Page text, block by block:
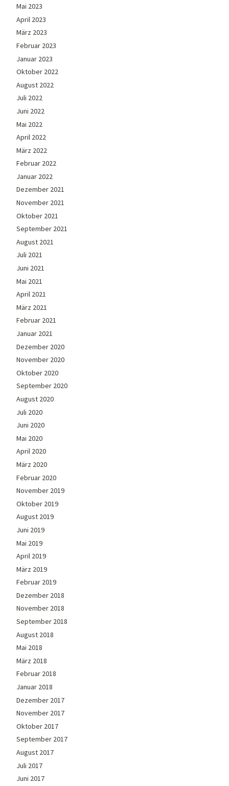
Mai 2023
April 2023
März 2023
Februar 2023
Januar 2023
Oktober 2022
August 2022
Juli 2022
Juni 2022
Mai 2022
April 2022
März 2022
Februar 2022
Januar 2022
Dezember 2021
November 2021
Oktober 2021
September 2021
August 2021
Juli 2021
Juni 2021
Mai 2021
April 2021
März 2021
Februar 2021
Januar 2021
Dezember 2020
November 2020
Oktober 2020
September 2020
August 2020
Juli 2020
Juni 2020
Mai 2020
April 2020
März 2020
Februar 2020
November 2019
Oktober 2019
August 2019
Juni 2019
Mai 2019
April 2019
März 2019
Februar 2019
Dezember 2018
November 2018
September 2018
August 2018
Mai 2018
März 2018
Februar 2018
Januar 2018
Dezember 2017
November 2017
Oktober 2017
September 2017
August 2017
Juli 2017
Juni 2017